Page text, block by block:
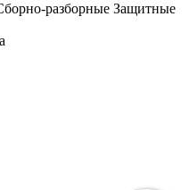
разборные Защитные